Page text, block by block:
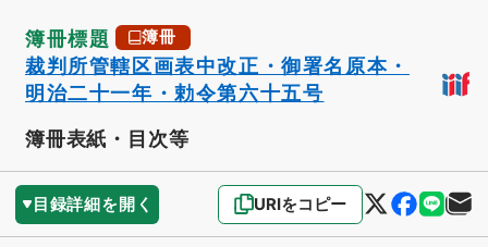
簿冊標題 簿冊
裁判所管轄区画表中改正・御署名原本・
明治二十一年・勅令第六十五号
簿冊表紙・目次等
目録詳細を開く URIをコピー